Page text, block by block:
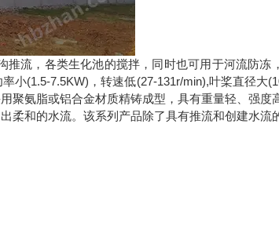
流，各类生化池的搅拌，同时也可用于河流防冻
小(1.5-7.5KW)，转速低(27-131r/min),叶桨直径大
聚氨脂或铝合金材质精铸成型，具有重量轻、强度
柔和的水流。该系列产品除了具有推流和创建水流